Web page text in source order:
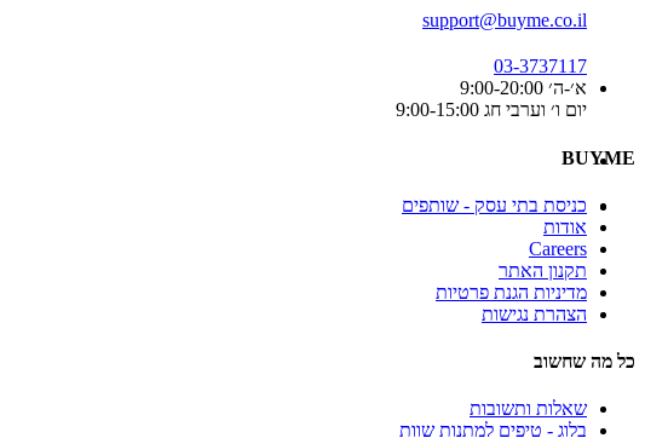
support@buyme.co.il
03-3737117
א׳-ה׳ 9:00-20:00
יום ו׳ וערבי חג 9:00-15:00
BUYME
כניסת בתי עסק - שותפים
אודות
Careers
תקנון האתר
מדיניות הגנת פרטיות
הצהרת נגישות
כל מה שחשוב
שאלות ותשובות
בלוג - טיפים למתנות שוות